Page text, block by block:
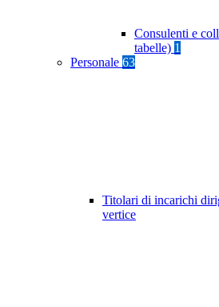
Consulenti e
tabelle) 1
Personale 63
Titolari di incarichi
vertice